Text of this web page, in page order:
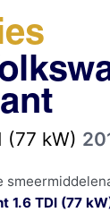
(77 kW)
1.6 TDI (77